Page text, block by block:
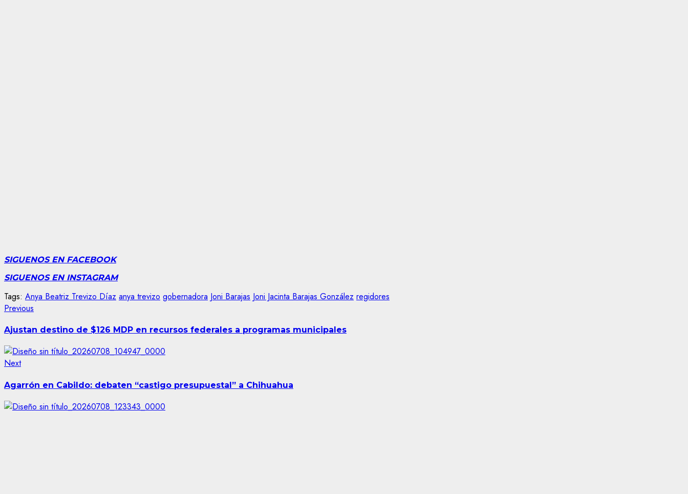
SIGUENOS EN FACEBOOK
SIGUENOS EN INSTAGRAM
Tags: Anya Beatriz Trevizo Díaz anya trevizo gobernadora Joni Barajas Joni Jacinta Barajas González regidores
Post
navigation
Previous
Ajustan destino de $126 MDP en recursos federales a programas municipales
NextNext
Agarrón en Cabildo: debaten “castigo presupuestal” a Chihuahua